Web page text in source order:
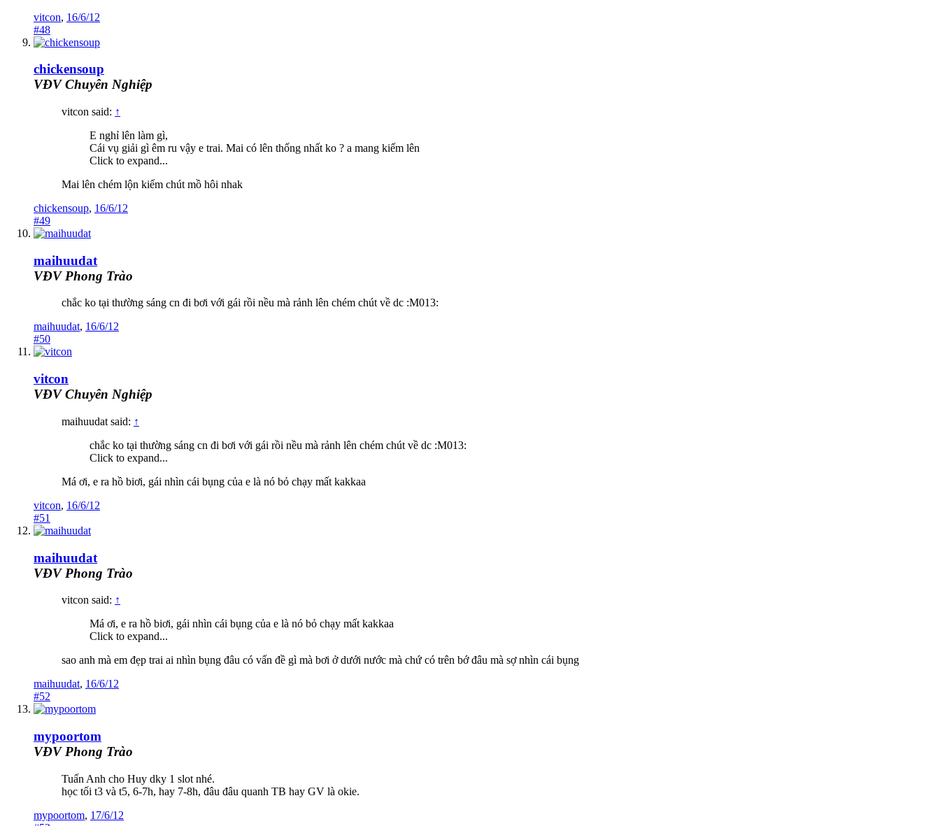
vitcon, 16/6/12
#48
chickensoup
VĐV Chuyên Nghiệp
vitcon said: ↑
E nghỉ lên làm gì,
Cái vụ giải gì êm ru vậy e trai. Mai có lên thống nhất ko ? a mang kiếm lên
Click to expand...
Mai lên chém lộn kiếm chút mồ hôi nhak
chickensoup, 16/6/12
#49
maihuudat
VĐV Phong Trào
chắc ko tại thường sáng cn đi bơi với gái rồi nều mà rảnh lên chém chút về dc :M013:
maihuudat, 16/6/12
#50
vitcon
VĐV Chuyên Nghiệp
maihuudat said: ↑
chắc ko tại thường sáng cn đi bơi với gái rồi nều mà rảnh lên chém chút về dc :M013:
Click to expand...
Má ơi, e ra hồ biơi, gái nhìn cái bụng của e là nó bỏ chạy mất kakkaa
vitcon, 16/6/12
#51
maihuudat
VĐV Phong Trào
vitcon said: ↑
Má ơi, e ra hồ biơi, gái nhìn cái bụng của e là nó bỏ chạy mất kakkaa
Click to expand...
sao anh mà em đẹp trai ai nhìn bụng đâu có vấn đề gì mà bơi ở dưới nước mà chứ có trên bớ đâu mà sợ nhìn cái bụng
maihuudat, 16/6/12
#52
mypoortom
VĐV Phong Trào
Tuấn Anh cho Huy dky 1 slot nhé.
học tối t3 và t5, 6-7h, hay 7-8h, đâu đâu quanh TB hay GV là okie.
mypoortom, 17/6/12